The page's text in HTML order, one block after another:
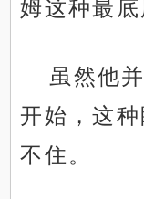
姆这种最底
虽然他
开始，这
不住。